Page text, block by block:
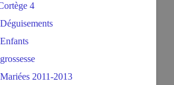
4
2011-2013